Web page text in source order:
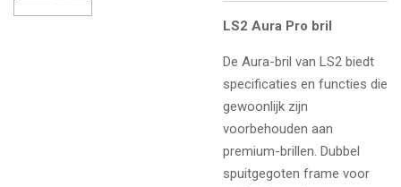
LS2 Aura Pro bril
De Aura-bril van LS2 biedt
specificaties en functies die
gewoonlijk zijn
voorbehouden aan
premium-brillen. Dubbel
spuitgegoten frame voor